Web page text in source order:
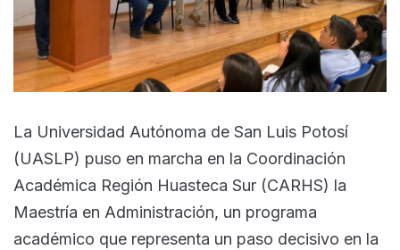
La Universidad Autónoma de San Luis Potosí
(UASLP) puso en marcha en la Coordinación
Académica Región Huasteca Sur (CARHS) la
Maestría en Administración, un programa
académico que representa un paso decisivo en la